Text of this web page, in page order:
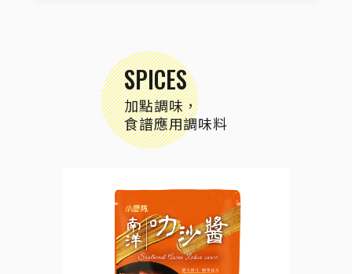
SPICES
加點調味，
食譜應用調味料